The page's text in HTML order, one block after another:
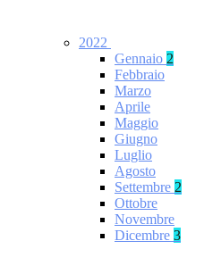
2022
Gennaio 2
Febbraio
Marzo
Aprile
Maggio
Giugno
Luglio
Agosto
Settembre 2
Ottobre
Novembre
Dicembre 3